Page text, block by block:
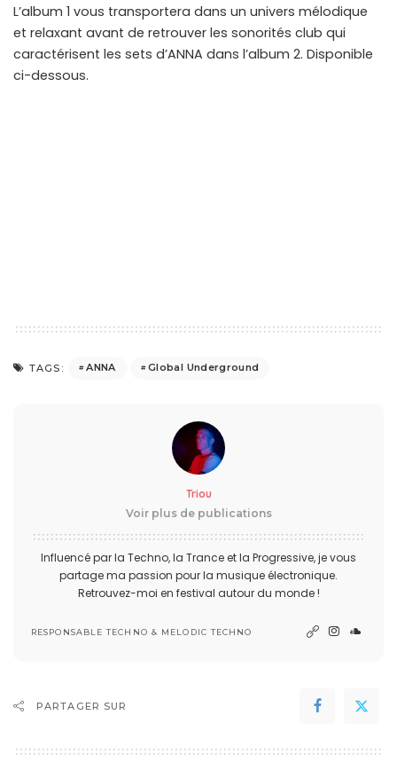
L’album 1 vous transportera dans un univers mélodique
et relaxant avant de retrouver les sonorités club qui
caractérisent les sets d’ANNA dans l’album 2. Disponible
ci-dessous.
TAGS: ANNA Global Underground
Triou
Voir plus de publications
Influencé par la Techno, la Trance et la Progressive, je vous
partage ma passion pour la musique électronique.
Retrouvez-moi en festival autour du monde !
RESPONSABLE TECHNO & MELODIC TECHNO
PARTAGER SUR